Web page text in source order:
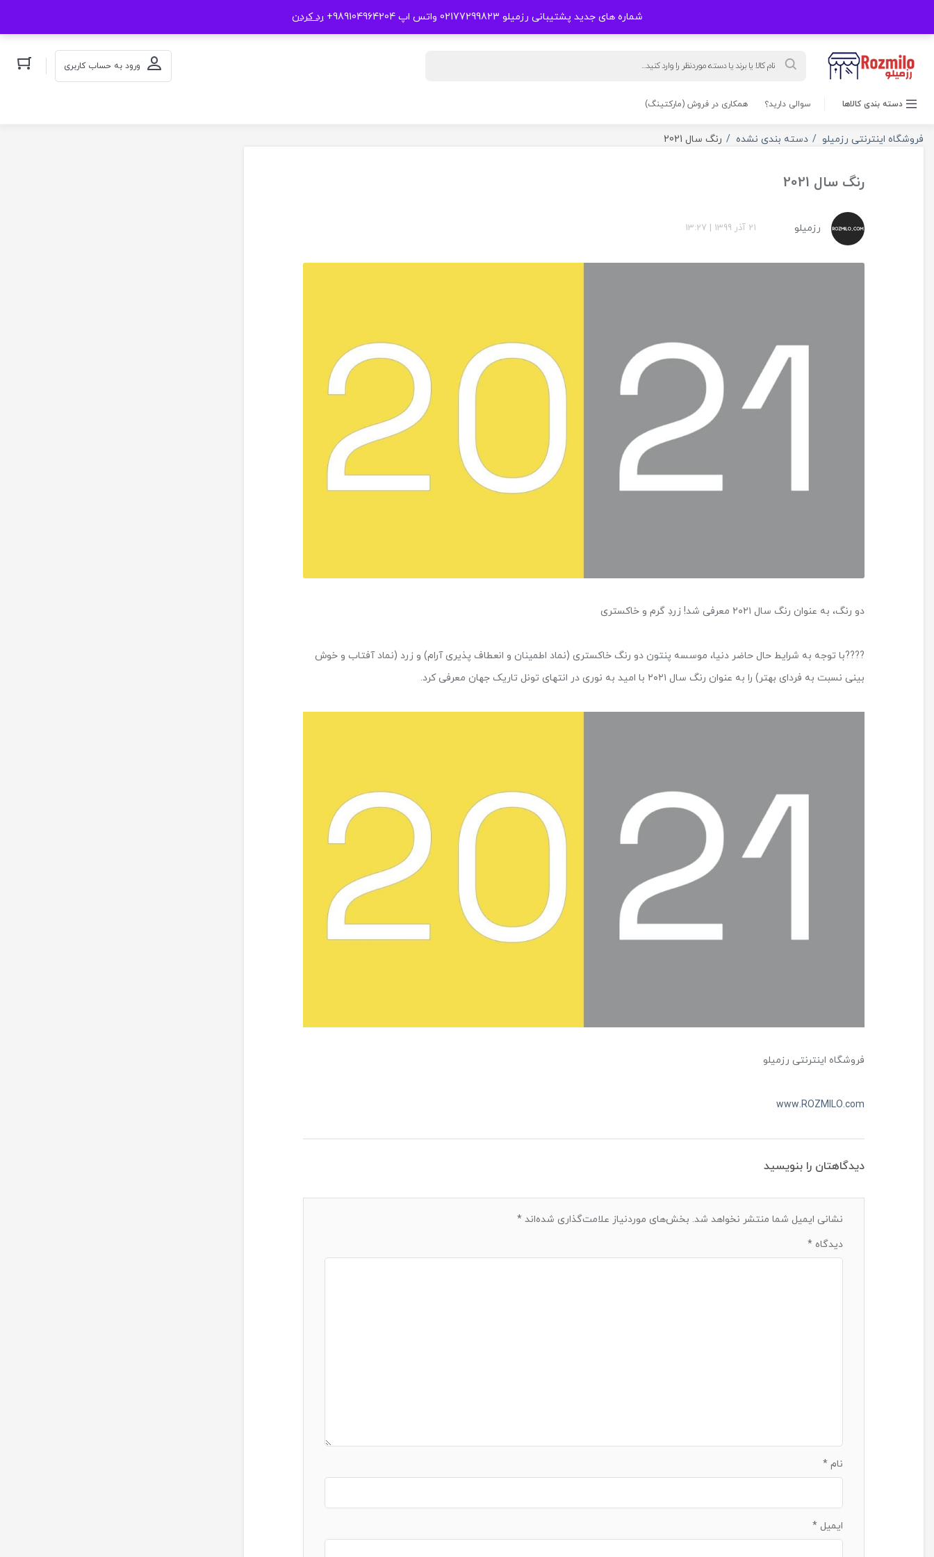
شماره های جدید پشتیبانی رزمیلو 02177299823 واتس اپ 989104964204+ رد کردن
search ورود به حساب کاربری
دسته بندی کالاها سوالی دارید؟ همکاری در فروش (مارکتینگ)
فروشگاه اینترنتی رزمیلو دسته بندی نشده رنگ سال 2021
رنگ سال 2021
رزمیلو 21 آذر 1399 |
13:27
دو رنگ، به عنوان رنگ سال ۲۰۲۱ معرفی شد! زردِ گرم و خاکستری
????با توجه به شرایط حال حاضر دنیا، موسسه پنتون دو رنگ خاکستری (نماد اطمینان و انعطاف پذیری آرام) و زرد (نماد آفتاب و خوش
بینی نسبت به فردای بهتر) را به عنوان رنگ سال ۲۰۲۱ با امید به نوری در انتهای تونل تاریک جهان معرفی کرد.
فروشگاه اینترنتی رزمیلو
www.ROZMILO.com
دیدگاهتان را بنویسید
نشانی ایمیل شما منتشر نخواهد شد. بخش‌های موردنیاز علامت‌گذاری شده‌اند *
دیدگاه *
نام *
ایمیل *